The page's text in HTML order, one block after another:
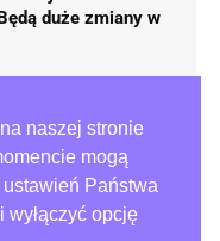
naszej stronie
mogą
Państwa
opcję
duże zmiany w
Dziś finał
w referendum.